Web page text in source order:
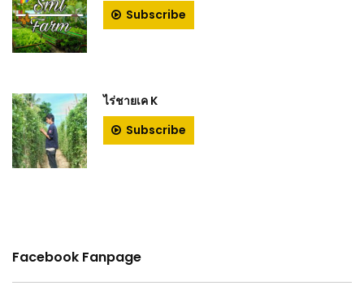
Subscribe
ไร่ชายเค K
Subscribe
Facebook Fanpage